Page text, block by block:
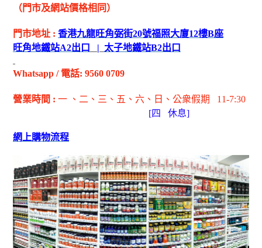
（門市及網站價格相同）
門市地址 : 香港九龍旺角弼街20號福照大廈12樓B座
旺角地鐵站A2出 口 | 太子地鐵站B2出 口
Whatsapp / 電話: 9560 0709
營業時間 : 一 、二、三、五 、六 、日 、公衆假期
11-7:30
[四 休息]
網上購物流程